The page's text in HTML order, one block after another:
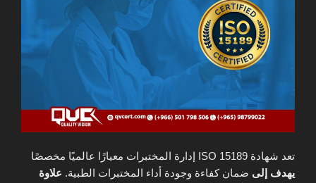
تعد شهادة ISO 15189 إدارة المختبرات معيارًا عالميًا مخصصًا
يهدف إلى ضمان كفاءة وجودة أداء المختبرات الطبية. علاوة